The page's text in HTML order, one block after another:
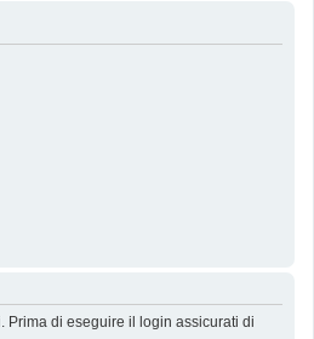
Prima di eseguire il login assicurati di